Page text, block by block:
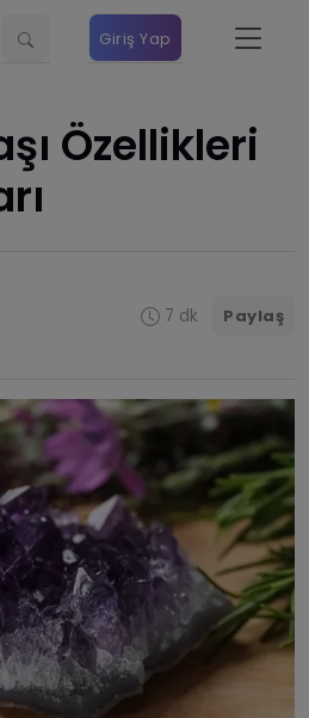
Giriş Yap
Özellikleri
7 dk Paylaş